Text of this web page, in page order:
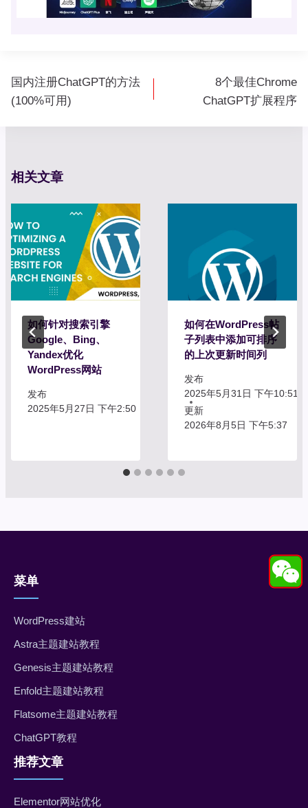
文
章
国内注册ChatGPT的方法
(100%可用)
8个最佳Chrome
ChatGPT扩展程序
相关文章
如何针对搜索引擎
Google、Bing、
Yandex优化
WordPress网站
发布
2025年5月27日 下午2:50
如何在WordPress帖
子列表中添加可排序
的上次更新时间列
发布
2025年5月31日 下午10:51
更新
2026年8月5日 下午5:37
菜单
WordPress建站
Astra主题建站教程
Genesis主题建站教程
Enfold主题建站教程
Flatsome主题建站教程
ChatGPT教程
推荐文章
Elementor网站优化